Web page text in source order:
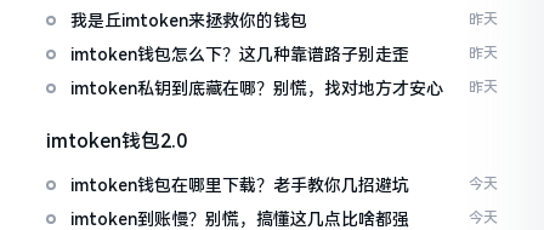
招能救急
我是丘imtoken来拯救你的钱包 昨天
imtoken钱包怎么下？这几种靠谱路子别走歪 昨天
imtoken私钥到底藏在哪？别慌，找对地方才安心 昨天
imtoken钱包2.0
imtoken钱包在哪里下载？老手教你几招避坑 今天
imtoken到账慢？别慌，搞懂这几点比啥都强 今天